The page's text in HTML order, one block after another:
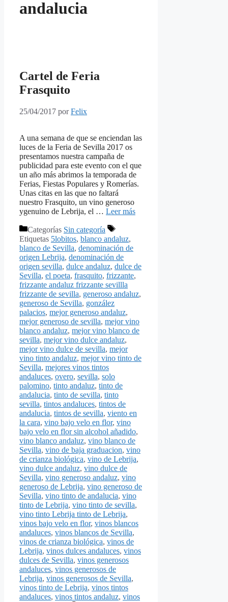
andalucia
Cartel de Feria
Frasquito
25/04/2017 porFelix
A una semana de que se enciendan las
luces de la Feria de Sevilla 2017 os
presentamos nuestra campaña de
publicidad para este evento con el que
un año más abrimos la temporada de
Ferias, Fiestas Populares y Romerías.
Unas citas en las que no faltará
nuestro Frasquito, un vino generoso
ygenuino de Lebrija, el … Leer más
Categorías Sin categoría
Etiquetas 5lobitos, blanco andaluz,
blanco de Sevilla, denominación de
origen Lebrija, denominación de
origen sevilla, dulce andaluz, dulce de
Sevilla, el poeta, frasquito, frizzante,
frizzante andaluz frizzante sevillla
frizzante de sevilla, generoso andaluz,
generoso de Sevilla, gonzález
palacios, mejor generoso andaluz,
mejor generoso de sevilla, mejor vino
blanco andaluz, mejor vino blanco de
sevilla, mejor vino dulce andaluz,
mejor vino dulce de sevilla, mejor
vino tinto andaluz, mejor vino tinto de
Sevilla, mejores vinos tintos
andaluces, overo, sevilla, solo
palomino, tinto andaluz, tinto de
andalucia, tinto de sevilla, tinto
sevilla, tintos andaluces, tintos de
andalucia, tintos de sevilla, viento en
la cara, vino bajo velo en flor, vino
bajo velo en flor sin alcohol añadido,
vino blanco andaluz, vino blanco de
Sevilla, vino de baja graduacion, vino
de crianza biológica, vino de Lebrija,
vino dulce andaluz, vino dulce de
Sevilla, vino generoso andaluz, vino
generoso de Lebrija, vino generoso de
Sevilla, vino tinto de andalucia, vino
tinto de Lebrija, vino tinto de sevilla,
vino tinto Lebrija tinto de Lebrija,
vinos bajo velo en flor, vinos blancos
andaluces, vinos blancos de Sevilla,
vinos de crianza biológica, vinos de
Lebrija, vinos dulces andaluces, vinos
dulces de Sevilla, vinos generosos
andaluces, vinos generosos de
Lebrija, vinos generosos de Sevilla,
vinos tinto de Lebrija, vinos tintos
andaluces, vinos tintos andaluz, vinos